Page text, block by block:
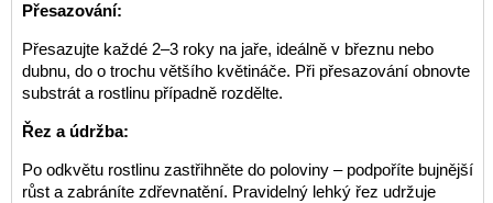
Přesazování:
Přesazujte každé 2–3 roky na jaře, ideálně v březnu nebo
dubnu, do o trochu většího květináče. Při přesazování obnovte
substrát a rostlinu případně rozdělte.
Řez a údržba:
Po odkvětu rostlinu zastřihněte do poloviny – podpoříte bujnější
růst a zabráníte zdřevnatění. Pravidelný lehký řez udržuje